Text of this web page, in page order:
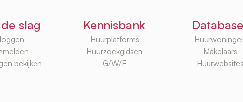
slag
bekijken
Kennisbank
Huurplatforms
Huurzoekgidsen
G/W/E
Makelaars
Huurwebsites